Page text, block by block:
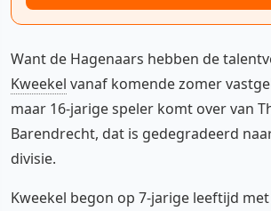
Want de Hagenaars hebben de
Kweekel vanaf komende zomer
maar 16-jarige speler komt over van
Barendrecht, dat is gedegradeerd
divisie.
Kweekel begon op 7-jarige leeftijd